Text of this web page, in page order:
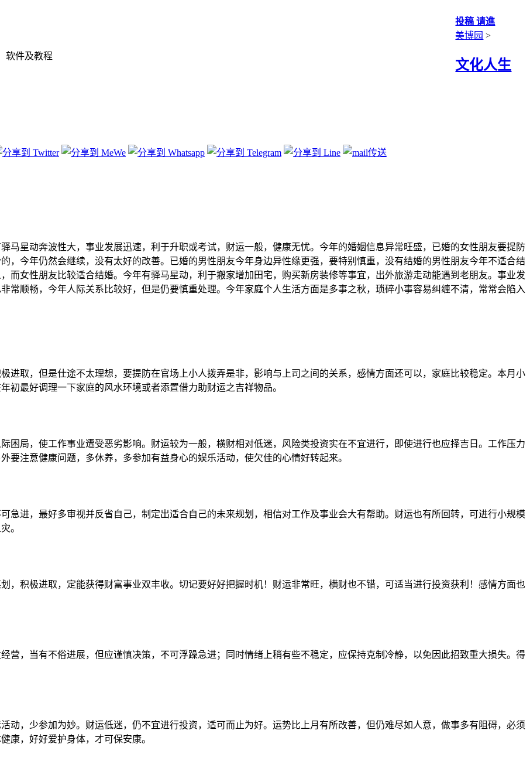
软件及教程
投稿 请進
美博园 >
文化人生
星动奔波性大，事业发展迅速，利于升职或考试，财运一般，健康无忧。今年的婚姻信息异常旺盛，已婚的女性朋友要提防
，今年仍然会继续，没有太好的改善。已婚的男性朋友今年身边异性缘更强，要特别慎重，没有结婚的男性朋友今年不适合结
而女性朋友比较适合结婚。今年有驿马星动，利于搬家增加田宅，购买新房装修等事宜，出外旅游走动能遇到老朋友。事业发
常顺畅，今年人际关系比较好，但是仍要慎重处理。今年家庭个人生活方面是多事之秋，琐碎小事容易纠缠不清，常常会陷入
取，但是仕途不太理想，要提防在官场上小人拨弄是非，影响与上司之间的关系，感情方面还可以，家庭比较稳定。本月小
初最好调理一下家庭的风水环境或者添置借力助财运之吉祥物品。
局，使工作事业遭受恶劣影响。财运较为一般，横财相对低迷，风险类投资实在不宜进行，即使进行也应择吉日。工作压力
要注意健康问题，多休养，多参加有益身心的娱乐活动，使欠佳的心情好转起来。
进，最好多审视并反省自己，制定出适合自己的未来规划，相信对工作及事业会大有帮助。财运也有所回转，可进行小规模
。
积极进取，定能获得财富事业双丰收。切记要好好把握时机！财运非常旺，横财也不错，可适当进行投资获利！感情方面也
，当有不俗进展，但应谨慎决策，不可浮躁急进；同时情绪上稍有些不稳定，应保持克制冷静，以免因此招致重大损失。得
，少参加为妙。财运低迷，仍不宜进行投资，适可而止为好。运势比上月有所改善，但仍难尽如人意，做事多有阻碍，必须
康，好好爱护身体，才可保安康。